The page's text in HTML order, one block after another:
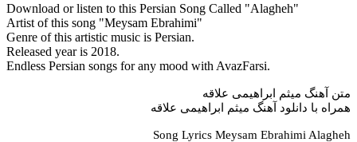
Download or listen to this Persian Song Called "Alagheh"
Artist of this song "Meysam Ebrahimi"
Genre of this artistic music is Persian.
Released year is 2018.
Endless Persian songs for any mood with AvazFarsi.
متن آهنگ میثم ابراهیمی علاقه
همراه با دانلود آهنگ میثم ابراهیمی علاقه
Song Lyrics Meysam Ebrahimi Alagheh